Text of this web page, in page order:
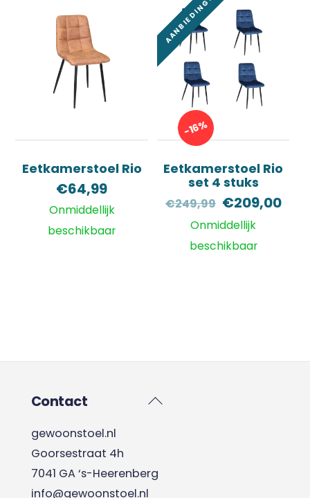
Eetkamerstoel Rio
€64,99
Onmiddellijk
beschikbaar
AANBIEDING!
-16%
Eetkamerstoel Rio
set 4 stuks
€249,99
prijs
was:
€209,00
Onmiddellijk
beschikbaar
Back
Contact
gewoonstoel.nl
Goorsestraat 4h
7041 GA ‘s-Heerenberg
info@gewoonstoel.nl